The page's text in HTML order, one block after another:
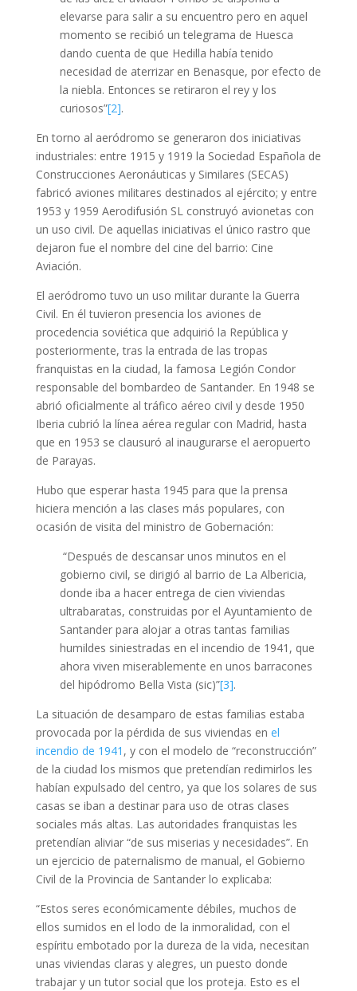
elevarse para salir a su encuentro pero en aquel
momento se recibió un telegrama de Huesca
dando cuenta de que Hedilla había tenido
necesidad de aterrizar en Benasque, por efecto de
la niebla. Entonces se retiraron el rey y los
curiosos”[2].
En torno al aeródromo se generaron dos iniciativas
industriales: entre 1915 y 1919 la Sociedad Española de
Construcciones Aeronáuticas y Similares (SECAS)
fabricó aviones militares destinados al ejército; y entre
1953 y 1959 Aerodifusión SL construyó avionetas con
un uso civil. De aquellas iniciativas el único rastro que
dejaron fue el nombre del cine del barrio: Cine
Aviación.
El aeródromo tuvo un uso militar durante la Guerra
Civil. En él tuvieron presencia los aviones de
procedencia soviética que adquirió la República y
posteriormente, tras la entrada de las tropas
franquistas en la ciudad, la famosa Legión Condor
responsable del bombardeo de Santander. En 1948 se
abrió oficialmente al tráfico aéreo civil y desde 1950
Iberia cubrió la línea aérea regular con Madrid, hasta
que en 1953 se clausuró al inaugurarse el aeropuerto
de Parayas.
Hubo que esperar hasta 1945 para que la prensa
hiciera mención a las clases más populares, con
ocasión de visita del ministro de Gobernación:
“Después de descansar unos minutos en el
gobierno civil, se dirigió al barrio de La Albericia,
donde iba a hacer entrega de cien viviendas
ultrabaratas, construidas por el Ayuntamiento de
Santander para alojar a otras tantas familias
humildes siniestradas en el incendio de 1941, que
ahora viven miserablemente en unos barracones
del hipódromo Bella Vista (sic)”[3].
La situación de desamparo de estas familias estaba
provocada por la pérdida de sus viviendas en el
incendio de 1941 , y con el modelo de “reconstrucción”
de la ciudad los mismos que pretendían redimirlos les
habían expulsado del centro, ya que los solares de sus
casas se iban a destinar para uso de otras clases
sociales más altas. Las autoridades franquistas les
pretendían aliviar “de sus miserias y necesidades”. En
un ejercicio de paternalismo de manual, el Gobierno
Civil de la Provincia de Santander lo explicaba:
“Estos seres económicamente débiles, muchos de
ellos sumidos en el lodo de la inmoralidad, con el
espíritu embotado por la dureza de la vida, necesitan
unas viviendas claras y alegres, un puesto donde
trabajar y un tutor social que los proteja. Esto es el